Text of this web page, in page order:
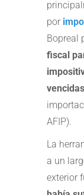
por
Bopreal
fiscal
vencidas
AFIP).
La
a un
exterior